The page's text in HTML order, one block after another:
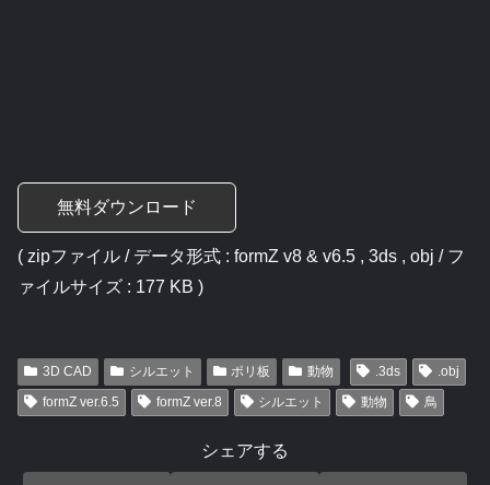
無料ダウンロード
( zipファイル / データ形式 : formZ v8 & v6.5 , 3ds , obj / フ
ァイルサイズ : 177 KB )
3D CAD シルエット ポリ板 動物 .3ds
.obj
formZ ver.6.5
formZ ver.8 シルエット 動物 鳥
シェアする